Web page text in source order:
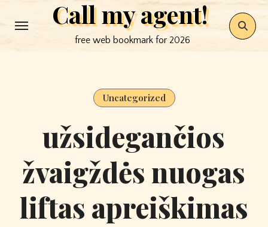
to
Call my agent!
free web bookmark for 2026
Uncategorized
užsidegančios
žvaigždės nuogas
liftas apreiškimas